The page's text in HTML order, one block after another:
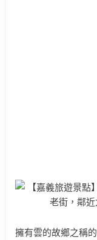
擁有雲的故鄉之稱的